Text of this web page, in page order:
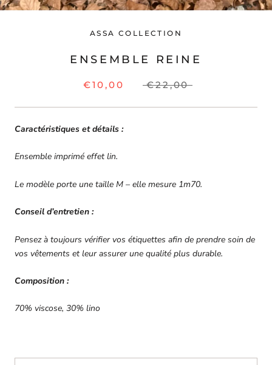
ASSA COLLECTION
ENSEMBLE REINE
€10,00 €22,00
Caractéristiques et détails :
Ensemble imprimé effet lin.
Le modèle porte une taille M – elle mesure 1m70.
Conseil d’entretien :
Pensez à toujours vérifier vos étiquettes afin de prendre soin de
vos vêtements et leur assurer une qualité plus durable.
Composition :
70% viscose, 30% lino